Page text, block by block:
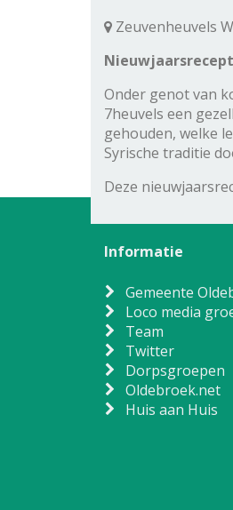
Zeuvenheuvels
Onder genot van
7heuvels een
gehouden, welke
Syrische traditie
Deze
Informatie
Gemeente
Loco media
Team
Twitter
Dorpsgroepen
Oldebroek.net
Huis aan Huis